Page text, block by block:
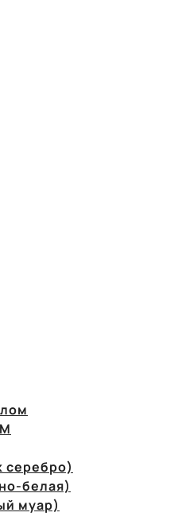
серебро)
белая)
муар)